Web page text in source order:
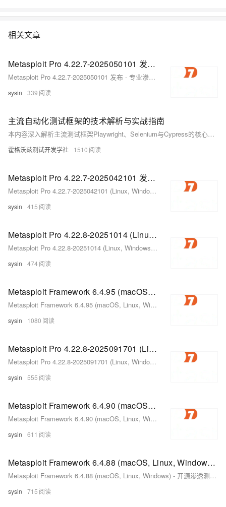
相关文章
Metasploit Pro 4.22.7-2025050101 发布 - 专业渗透测试框架
Metasploit Pro 4.22.7-2025050101 发布 - 专业渗透测试框架
sysin 339
主流自动化测试框架的技术解析与实战指南
本内容深入解析主流测试框架Playwright、Selenium与Cypress的核心架构与适用场景，对比其在SPA测试、CI/CD、跨浏览器兼容性等方面的表现。同时探讨Playwright在AI增强测试、录制回放、企业部署等领域的实战优势，以及Selenium在老旧系统和IE兼容性中的坚守场景。结合六大典型场景，提供技术选型决策指南，并展望AI赋能下的未来测试体系。
霍格沃兹测试开发学社 1510
Metasploit Pro 4.22.7-2025042101 发布 - 专业渗透测试框架
Metasploit Pro 4.22.7-2025042101 (Linux, Windows) - 专业渗透测试框架
sysin 415
Metasploit Pro 4.22.8-20251014 (Linux, Windows) - 专业渗透测试框架
Metasploit Pro 4.22.8-20251014 (Linux, Windows) - 专业渗透测试框架
sysin 474
Metasploit Framework 6.4.95 (macOS, Linux, Windows) - 开源渗透测试框架
Metasploit Framework 6.4.95 (macOS, Linux, Windows) - 开源渗透测试框架
sysin 1080
Metasploit Pro 4.22.8-2025091701 (Linux, Windows) - 专业渗透测试框架
Metasploit Pro 4.22.8-2025091701 (Linux, Windows) - 专业渗透测试框架
sysin 555
Metasploit Framework 6.4.90 (macOS, Linux, Windows) - 开源渗透测试框架
Metasploit Framework 6.4.90 (macOS, Linux, Windows) - 开源渗透测试框架
sysin 611
Metasploit Framework 6.4.88 (macOS, Linux, Windows) - 开源渗透测试框架
Metasploit Framework 6.4.88 (macOS, Linux, Windows) - 开源渗透测试框架
sysin 715